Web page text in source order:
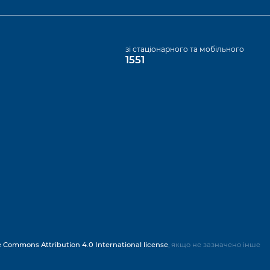
зі стаціонарного та мобільного
1551
Commons Attribution 4.0 International license, якщо не зазначено інше